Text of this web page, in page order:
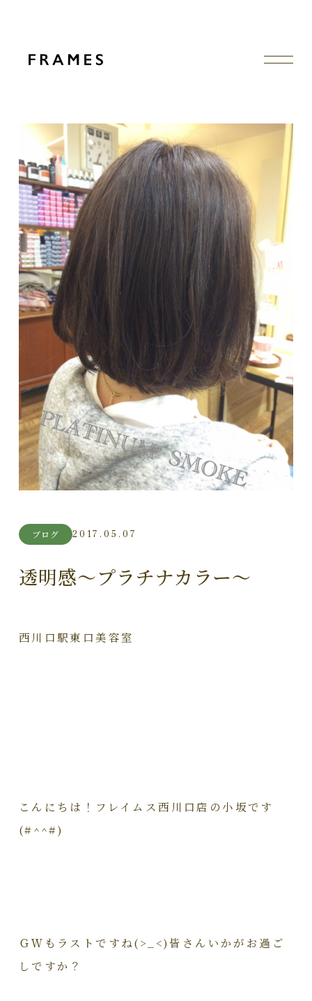
ブログ 2017.05.07
透明感～プラチナカラー～
西川口駅東口美容室
こんにちは！フレイムス西川口店の小坂です
(#^^#)
ＧＷもラストですね(>_<)皆さんいかがお過ご
しですか？